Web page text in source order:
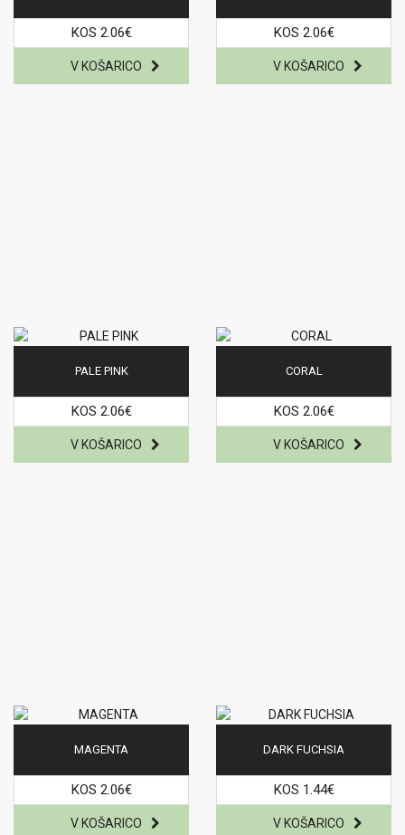
KOS 2.06€ KOS 2.06€
PALE PINK
KOS 2.06€
CORAL
KOS 2.06€
MAGENTA
KOS 2.06€
DARK FUCHSIA
KOS 1.44€